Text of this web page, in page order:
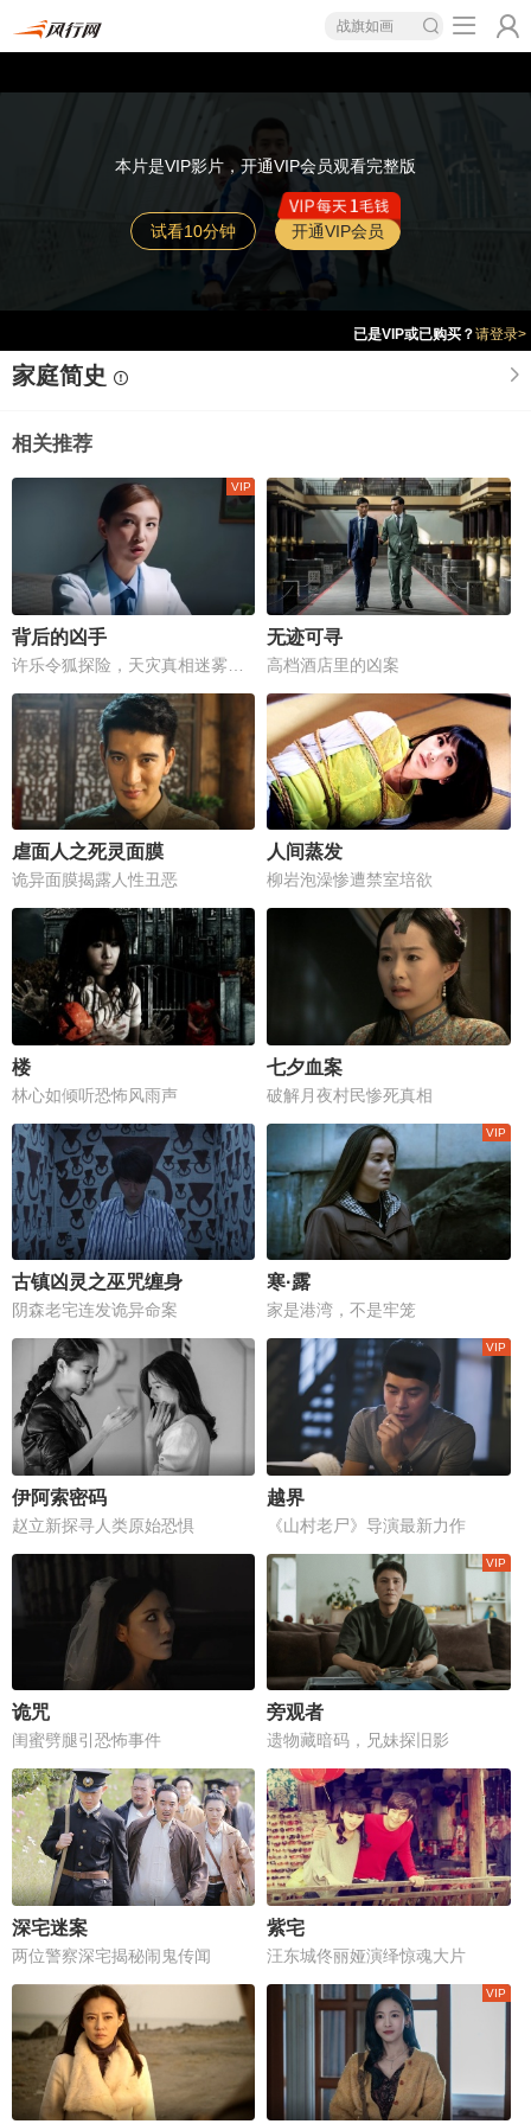
战旗如画
本片是VIP影片，开通VIP会员观看完整版
试看10分钟 开通VIP会员
已是VIP或已购买？请登录>
家庭简史
相关推荐
背后的凶手 无迹可寻
高档酒店里的凶案
虐面人之死灵面膜
诡异面膜揭露人性丑恶
人间蒸发
柳岩泡澡惨遭禁室培欲
楼
林心如倾听恐怖风雨声
七夕血案
破解月夜村民惨死真相
古镇凶灵之巫咒缠身
阴森老宅连发诡异命案
寒·露
家是港湾，不是牢笼
伊阿索密码
赵立新探寻人类原始恐惧
越界
《山村老尸》导演最新力作
诡咒
闺蜜劈腿引恐怖事件
旁观者
遗物藏暗码，兄妹探旧影
深宅迷案
两位警察深宅揭秘闹鬼传闻
紫宅
汪东城佟丽娅演绎惊魂大片